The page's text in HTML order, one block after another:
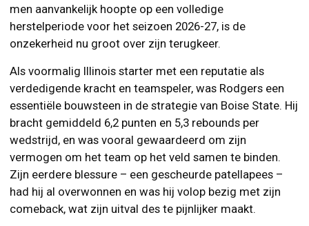
men aanvankelijk hoopte op een volledige
herstelperiode voor het seizoen 2026-27, is de
onzekerheid nu groot over zijn terugkeer.
Als voormalig Illinois starter met een reputatie als
verdedigende kracht en teamspeler, was Rodgers een
essentiële bouwsteen in de strategie van Boise State. Hij
bracht gemiddeld 6,2 punten en 5,3 rebounds per
wedstrijd, en was vooral gewaardeerd om zijn
vermogen om het team op het veld samen te binden.
Zijn eerdere blessure – een gescheurde patellapees –
had hij al overwonnen en was hij volop bezig met zijn
comeback, wat zijn uitval des te pijnlijker maakt.